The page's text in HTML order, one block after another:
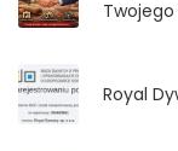
Royal